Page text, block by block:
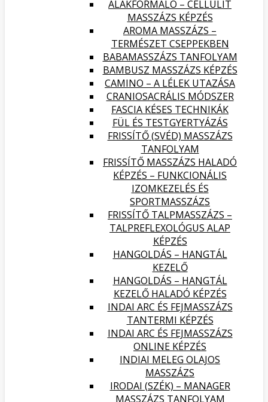
ALAKFORMÁLÓ – CELLULIT
MASSZÁZS KÉPZÉS
AROMA MASSZÁZS –
TERMÉSZET CSEPPEKBEN
BABAMASSZÁZS TANFOLYAM
BAMBUSZ MASSZÁZS KÉPZÉS
CAMINO – A LÉLEK UTAZÁSA
CRANIOSACRÁLIS MÓDSZER
FASCIA KÉSES TECHNIKÁK
FÜL ÉS TESTGYERTYÁZÁS
FRISSÍTŐ (SVÉD) MASSZÁZS
TANFOLYAM
FRISSÍTŐ MASSZÁZS HALADÓ
KÉPZÉS – FUNKCIONÁLIS
IZOMKEZELÉS ÉS
SPORTMASSZÁZS
FRISSÍTŐ TALPMASSZÁZS –
TALPREFLEXOLÓGUS ALAP
KÉPZÉS
HANGOLDÁS – HANGTÁL
KEZELŐ
HANGOLDÁS – HANGTÁL
KEZELŐ HALADÓ KÉPZÉS
INDAI ARC ÉS FEJMASSZÁZS
TANTERMI KÉPZÉS
INDAI ARC ÉS FEJMASSZÁZS
ONLINE KÉPZÉS
INDIAI MELEG OLAJOS
MASSZÁZS
IRODAI (SZÉK) – MANAGER
MASSZÁZS TANFOLYAM